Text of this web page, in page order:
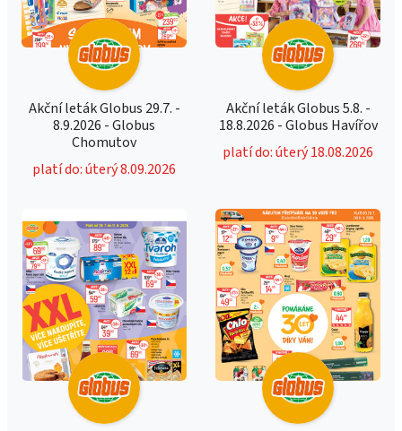
Akční leták Globus 29.7. -
8.9.2026 - Globus
Chomutov
platí do: úterý 8.09.2026
Akční leták Globus 5.8. -
18.8.2026 - Globus Havířov
platí do: úterý 18.08.2026